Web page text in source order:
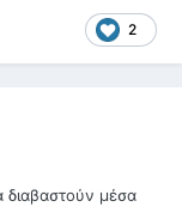
2
διαβαστούν μέσα